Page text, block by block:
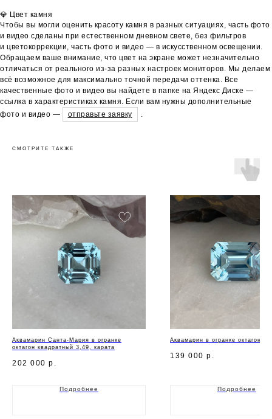
💎 Цвет камня
Чтобы вы могли оценить красоту камня в разных ситуациях, часть фото
и видео сделаны при естественном дневном свете, без фильтров
и цветокоррекции, часть фото и видео — в искусственном освещении.
Обращаем ваше внимание, что цвет на экране может незначительно
отличаться от реального из-за разных настроек мониторов. Мы делаем
всё возможное для максимально точной передачи оттенка. Все
качественные фото и видео вы найдете в папке на Яндекс Диске —
ссылка в характеристиках камня. Если вам нужны дополнительные
фото и видео —
отправьте заявку
СМОТРИТЕ ТАКЖЕ
Аквамарин Санта-Мария в огранке
октагон квадратный 3,49, карата
202 000 р.
Подробнее
Аквамарин в огранке октагон
139 000 р.
Подробнее